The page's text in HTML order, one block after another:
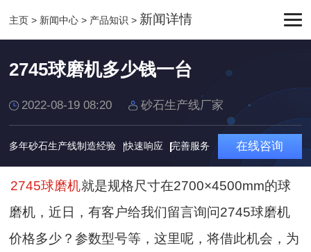
主页 > 新闻中心 > 产品知识 > 新闻详情
2745球磨机多少钱一台
2022-08-19 08:20 砂石生产线厂家
多年砂石生产线制造经验 快速响应 完善服务 在线咨询
2745球磨机就是规格尺寸在2700×4500mm的球
磨机，近日，有客户给我们留言询问2745球磨机
价格多少？参数型号等，这里呢，将借此机会，为